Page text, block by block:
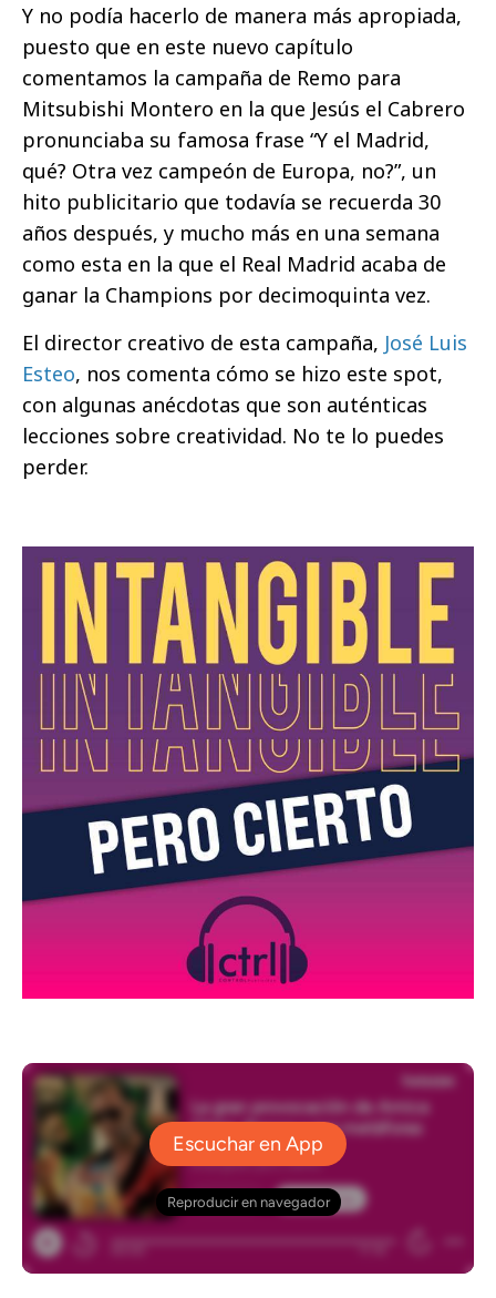
Y no podía hacerlo de manera más apropiada,
puesto que en este nuevo capítulo
comentamos la campaña de Remo para
Mitsubishi Montero en la que Jesús el Cabrero
pronunciaba su famosa frase “Y el Madrid,
qué? Otra vez campeón de Europa, no?”, un
hito publicitario que todavía se recuerda 30
años después, y mucho más en una semana
como esta en la que el Real Madrid acaba de
ganar la Champions por decimoquinta vez.
El director creativo de esta campaña, José Luis
Esteo, nos comenta cómo se hizo este spot,
con algunas anécdotas que son auténticas
lecciones sobre creatividad. No te lo puedes
perder.